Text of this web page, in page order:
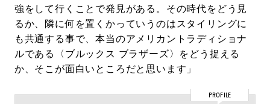
強をして行くことで発見がある。その時代をどう見
るか、隣に何を置くかっていうのはスタイリングに
も共通する事で、本当のアメリカントラディショナ
ルである〈ブルックス ブラザーズ〉をどう捉える
か、そこが面白いところだと思います」
PROFILE